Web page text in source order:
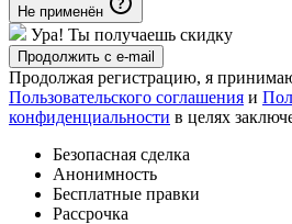
Не применён
Ура! Ты получаешь скидку
Продолжить с e-mail
Продолжая регистрацию, я
Пользовательского соглашения и
конфиденциальности в целях
Безопасная сделка
Анонимность
Бесплатные правки
Рассрочка